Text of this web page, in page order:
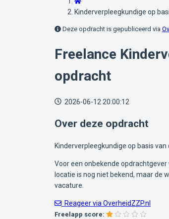
Kinderverpleegkundige op
Deze opdracht is gepubliceerd via
Freelance
opdracht
2026-06-12 20:00:12
Over deze opdracht
Kinderverpleegkundige op basis
Voor een onbekende
locatie is nog niet bekend, maar de
vacature.
Reageer via OverheidZZP.nl
Freelapp score: